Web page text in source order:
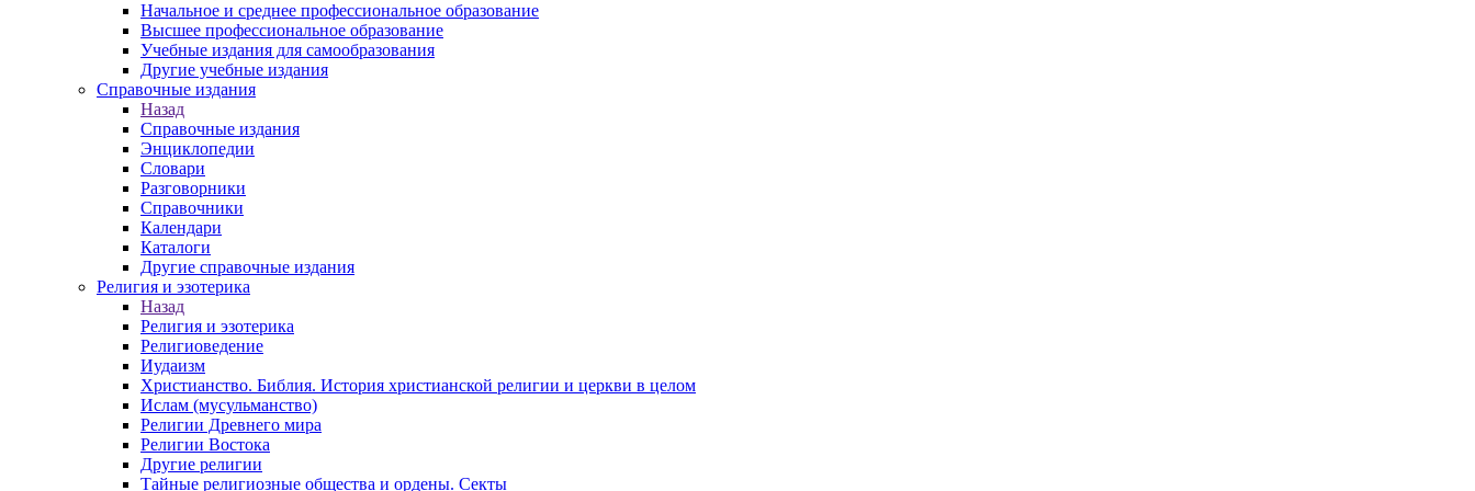
Начальное и среднее профессиональное образование
Высшее профессиональное образование
Учебные издания для самообразования
Другие учебные издания
Справочные издания
Назад
Справочные издания
Энциклопедии
Словари
Разговорники
Справочники
Календари
Каталоги
Другие справочные издания
Религия и эзотерика
Назад
Религия и эзотерика
Религиоведение
Иудаизм
Христианство. Библия. История христианской религии и церкви в целом
Ислам (мусульманство)
Религии Древнего мира
Религии Востока
Другие религии
Тайные религиозные общества и ордены. Секты